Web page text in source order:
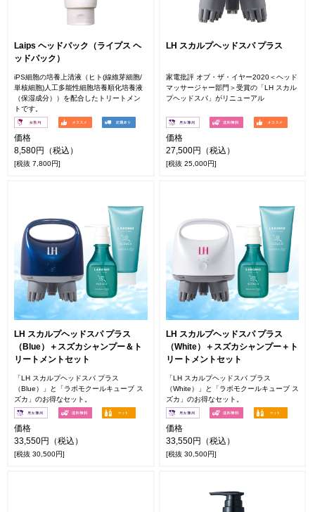
Laips ヘッドパック（ライプス ヘ
ッドパック）
iPS細胞の培養上清液（ヒト(線維芽細胞/
単核細胞)人工多能性細胞培養順化培養液
（保湿成分））を配合したトリートメン
トです。
価格
8,580円（税込）
[税抜 7,800円]
LH スカルプヘッドスパ プラス
家電批評 オブ・ザ・イヤー2020＜ヘッド
マッサージャー部門＞受賞の「LH スカル
プヘッドスパ」がリニューアル
価格
27,500円（税込）
[税抜 25,000円]
LH スカルプヘッドスパ プラス
（Blue）＋スズカシャンプー＆ト
リートメントセット
「LH スカルプヘッドスパ プラス
（Blue）」と「ラボモクールキューブ ス
ズカ」のお得なセット。
価格
33,550円（税込）
[税抜 30,500円]
LH スカルプヘッドスパ プラス
（White）＋スズカシャンプー＋ト
リートメントセット
「LH スカルプヘッドスパ プラス
（White）」と「ラボモクールキューブ ス
ズカ」のお得なセット。
価格
33,550円（税込）
[税抜 30,500円]